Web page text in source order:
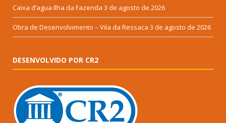
Caixa d’agua Ilha da Fazenda 3 de agosto de 2026
Obra de Desenvolvimento – Vila da Ressaca 3 de agosto de 2026
DESENVOLVIDO POR CR2